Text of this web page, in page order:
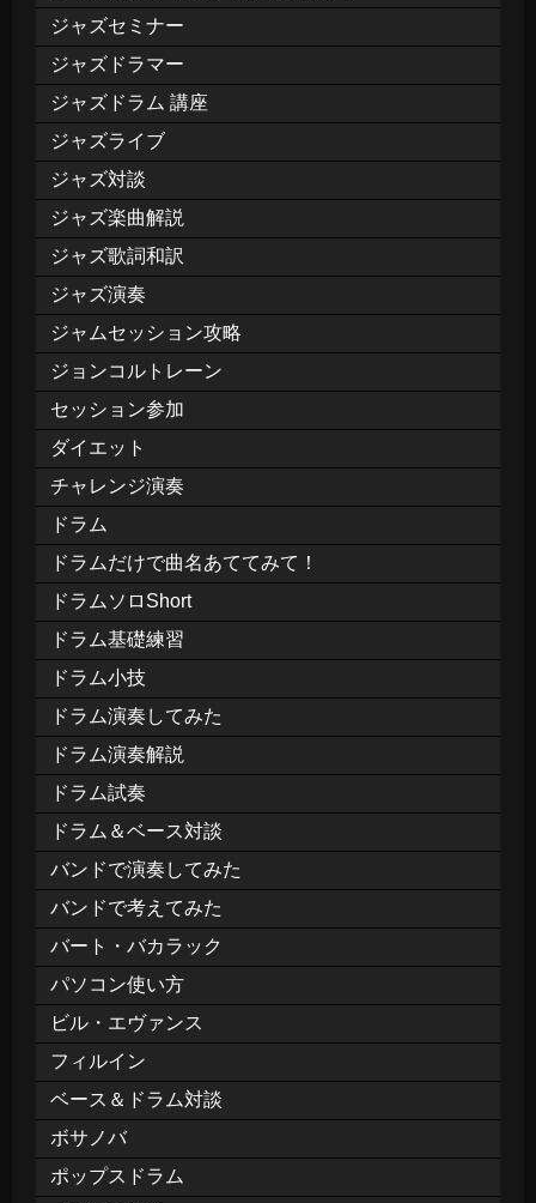
ジャズセミナー
ジャズドラマー
ジャズドラム 講座
ジャズライブ
ジャズ対談
ジャズ楽曲解説
ジャズ歌詞和訳
ジャズ演奏
ジャムセッション攻略
ジョンコルトレーン
セッション参加
ダイエット
チャレンジ演奏
ドラム
ドラムだけで曲名あててみて！
ドラムソロShort
ドラム基礎練習
ドラム小技
ドラム演奏してみた
ドラム演奏解説
ドラム試奏
ドラム＆ベース対談
バンドで演奏してみた
バンドで考えてみた
バート・バカラック
パソコン使い方
ビル・エヴァンス
フィルイン
ベース＆ドラム対談
ボサノバ
ポップスドラム